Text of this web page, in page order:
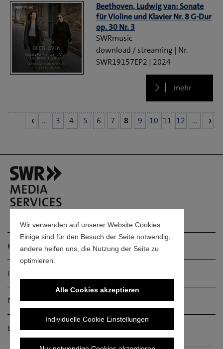
Wir verwenden auf unserer Website Cookies.
Einige sind für den Besuch der Seite notwendig,
andere helfen uns, die Nutzung der Seite zu
optimieren.
Alle Cookies akzeptieren
Individuelle Cookie Einstellungen
Beethoven, Ludwig van: Sonate
für Violine und Klavier Nr. 8 G-Dur
op. 30 Nr. 3
SWRmusic
download / streaming
SWR19157EP2
2024
mehr
… 3 4 5 6 7 8 9 10 11 12 …
Kontakt
Impressum
Datenschutz
Barrierefreiheitserklärung